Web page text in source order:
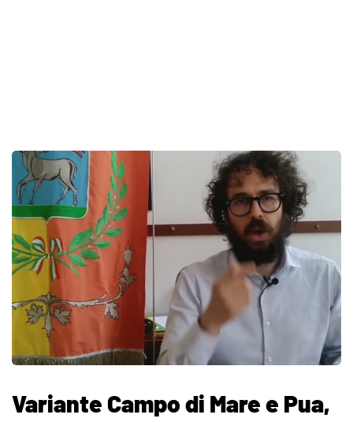
Variante Campo di Mare e Pua,